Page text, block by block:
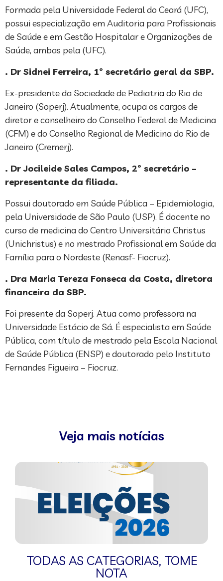
Formada pela Universidade Federal do Ceará (UFC),
possui especialização em Auditoria para Profissionais
de Saúde e em Gestão Hospitalar e Organizações de
Saúde, ambas pela (UFC).
. Dr Sidnei Ferreira, 1º secretário geral da SBP.
Ex-presidente da Sociedade de Pediatria do Rio de
Janeiro (Soperj). Atualmente, ocupa os cargos de
diretor e conselheiro do Conselho Federal de Medicina
(CFM) e do Conselho Regional de Medicina do Rio de
Janeiro (Cremerj).
. Dr Jocileide Sales Campos, 2º secretário –
representante da filiada.
Possui doutorado em Saúde Pública – Epidemiologia,
pela Universidade de São Paulo (USP). É docente no
curso de medicina do Centro Universitário Christus
(Unichristus) e no mestrado Profissional em Saúde da
Família para o Nordeste (Renasf- Fiocruz).
. Dra Maria Tereza Fonseca da Costa, diretora
financeira da SBP.
Foi presente da Soperj. Atua como professora na
Universidade Estácio de Sá. É especialista em Saúde
Pública, com título de mestrado pela Escola Nacional
de Saúde Pública (ENSP) e doutorado pelo Instituto
Fernandes Figueira – Fiocruz.
Veja mais notícias
TODAS AS CATEGORIAS, TOME
NOTA